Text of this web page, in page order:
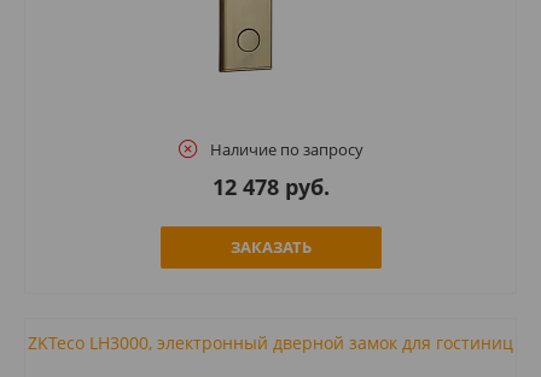
Наличие по запросу
12 478 руб.
ЗАКАЗАТЬ
ZKTeco LH3000, электронный дверной замок для гостиниц